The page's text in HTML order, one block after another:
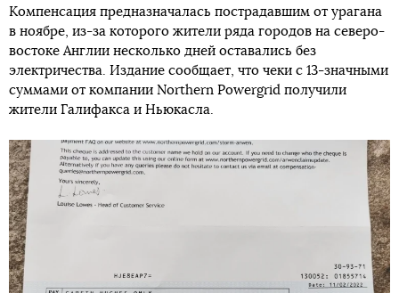
Компенсация предназначалась пострадавшим от урагана
в ноябре, из-за которого жители ряда городов на северо-
востоке Англии несколько дней оставались без
электричества. Издание сообщает, что чеки с 13-значными
суммами от компании Northern Powergrid получили
жители Галифакса и Ньюкасла.